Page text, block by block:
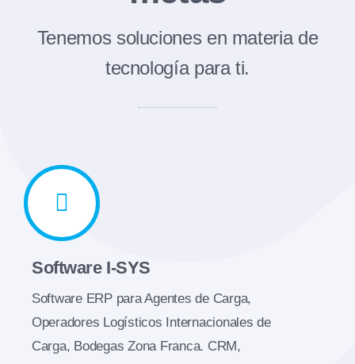
Tenemos soluciones en materia de
tecnología para ti.
Software I-SYS
Software ERP para Agentes de Carga,
Operadores Logísticos Internacionales de
Carga, Bodegas Zona Franca. CRM,